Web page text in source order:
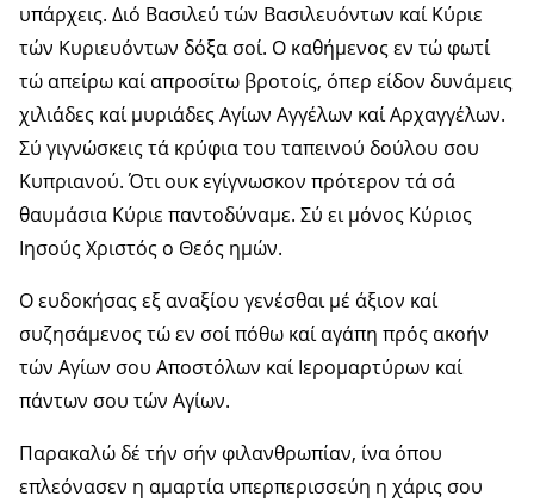
υπάρχεις. Διό Βασιλεύ τών Βασιλευόντων καί Κύριε
τών Κυριευόντων δόξα σοί. Ο καθήμενος εν τώ φωτί
τώ απείρω καί απροσίτω βροτοίς, όπερ είδον δυνάμεις
χιλιάδες καί μυριάδες Αγίων Αγγέλων καί Αρχαγγέλων.
Σύ γιγνώσκεις τά κρύφια του ταπεινού δούλου σου
Κυπριανού. Ότι ουκ εγίγνωσκον πρότερoν τά σά
θαυμάσια Κύριε παντοδύναμε. Σύ ει μόνος Κύριος
Ιησούς Χριστός ο Θεός ημών.
Ο ευδοκήσας εξ αναξίου γενέσθαι μέ άξιον καί
συζησάμενος τώ εν σοί πόθω καί αγάπη πρός ακοήν
τών Αγίων σου Αποστόλων καί Ιερομαρτύρων καί
πάντων σου τών Αγίων.
Παρακαλώ δέ τήν σήν φιλανθρωπίαν, ίνα όπου
επλεόνασεν η αμαρτία υπερπερισσεύη η χάρις σου